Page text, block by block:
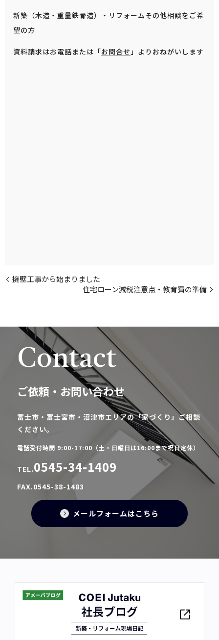
新築（木造・重量鉄骨造）・リフォームその他相談をご希
望の方
資料請求はお電話または「お問合せ」よりおねがいします
擁壁工事から始まりました
住宅ローン減税注意点・教育費の準備
Contact
ご依頼・お問い合わせ
富士市・富士宮市・沼津市エリアの「家づくり」ご相談
ください。
電話受付時間 9:00-17:00（土・日曜日は16:00まで祝日定休）
TEL.0545-34-1409
FAX.0545-38-1483
メールフォームはこちら